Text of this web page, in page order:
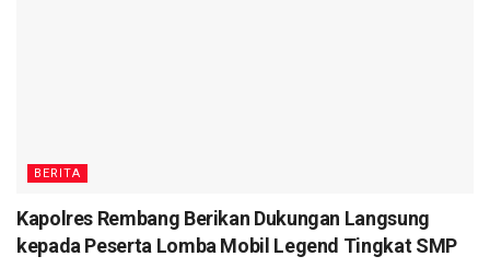
BERITA
Kapolres Rembang Berikan Dukungan Langsung
kepada Peserta Lomba Mobil Legend Tingkat SMP